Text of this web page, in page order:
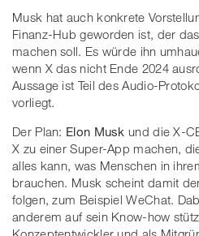
Musk hat auch konkrete
Finanz-Hub geworden ist, der
machen soll. Es würde ihn
wenn X das nicht Ende 2024
Aussage ist Teil des Audio-
vorliegt.
Der Plan: Elon Musk und die X-
X zu einer Super-App machen,
alles kann, was Menschen in
brauchen. Musk scheint damit
folgen, zum Beispiel WeChat.
anderem auf sein Know-how